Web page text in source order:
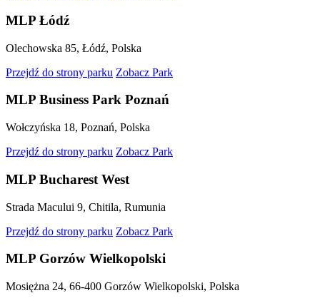
MLP Łódź
Olechowska 85, Łódź, Polska
Przejdź do strony parku Zobacz Park
MLP Business Park Poznań
Wołczyńska 18, Poznań, Polska
Przejdź do strony parku Zobacz Park
MLP Bucharest West
Strada Macului 9, Chitila, Rumunia
Przejdź do strony parku Zobacz Park
MLP Gorzów Wielkopolski
Mosiężna 24, 66-400 Gorzów Wielkopolski, Polska